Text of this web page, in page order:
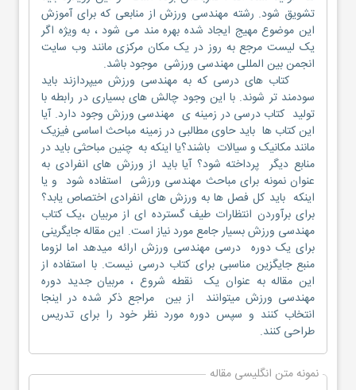
تشویق شود. رشته مهندسی ورزش از منابعی که برای آموزش
این موضوع مهیج ایجاد شده بهره مند می شود ، به ویژه اگر
یک لیست مرجع به روز در یک مکان مرکزی مانند وب سایت
انجمن بین المللی مهندسی ورزشی موجود باشد.
کتاب های درسی که به مهندسی ورزش میپردازند باید
سودمند تر شوند. با این وجود چالش های بسیاری در رابطه با
تولید کتاب درسی در زمینه ی مهندسی ورزش وجود دارد. آیا
این کتاب ها باید حاوی مطالبی در زمینه مباحث اساسی فیزیک
مانند مکانیک و سیالات باشند؟یا اینکه به چنین مباحثی باید در
منابع دیگر پرداخته شود؟ آیا باید از ورزش های انفرادی به
عنوان نمونه برای مباحث مهندسی ورزشی استفاده شود و یا
اینکه باید کل فصل ها به ورزش های انفرادی اختصاص یابد؟
برای برآوردن انتظارات طیف گسترده ای از مربیان ،یک کتاب
مهندسی ورزش بسیار جامع مورد نیاز است. این مقاله جایگرینی
برای یک دوره درسی مهندسی ورزش ارائه میدهد اما لزوما
منبع جایگزین مناسبی برای کتاب درسی نیست. با استفاده از
این مقاله به عنوان یک نقطه شروع ، مربیان جدید دوره
مهندسی ورزش میتوانند از بین مراجع ذکر شده در اینجا
انتخاب کنند و سپس دوره مورد نظر خود را برای تدریس
طراحی کنند.
نمونه متن انگلیسی مقاله